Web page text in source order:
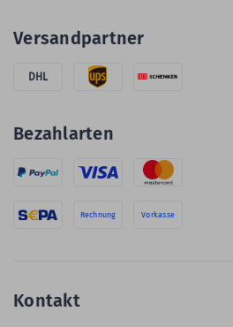
Versandpartner
DHL
Bezahlarten
Rechnung Vorkasse
Kontakt